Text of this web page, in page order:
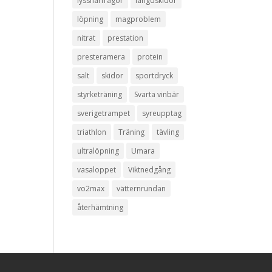
löpning
magproblem
nitrat
prestation
presteramera
protein
salt
skidor
sportdryck
styrketräning
Svarta vinbär
sverigetrampet
syreupptag
triathlon
Träning
tävling
ultralöpning
Umara
vasaloppet
Viktnedgång
vo2max
vätternrundan
återhämtning